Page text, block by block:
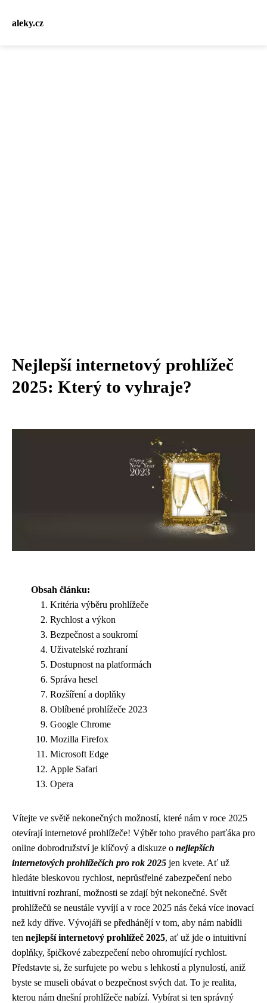
aleky.cz
Nejlepší internetový prohlížeč
2025: Který to vyhraje?
Obsah článku:
Kritéria výběru prohlížeče
Rychlost a výkon
Bezpečnost a soukromí
Uživatelské rozhraní
Dostupnost na platformách
Správa hesel
Rozšíření a doplňky
Oblíbené prohlížeče 2023
Google Chrome
Mozilla Firefox
Microsoft Edge
Apple Safari
Opera
Vítejte ve světě nekonečných možností, které nám v roce 2025
otevírají internetové prohlížeče! Výběr toho pravého parťáka pro
online dobrodružství je klíčový a diskuze o nejlepších
internetových prohlížečích pro rok 2025 jen kvete. Ať už
hledáte bleskovou rychlost, neprůstřelné zabezpečení nebo
intuitivní rozhraní, možnosti se zdají být nekonečné. Svět
prohlížečů se neustále vyvíjí a v roce 2025 nás čeká více inovací
než kdy dříve. Vývojáři se předhánějí v tom, aby nám nabídli
ten nejlepší internetový prohlížeč 2025, ať už jde o intuitivní
doplňky, špičkové zabezpečení nebo ohromující rychlost.
Představte si, že surfujete po webu s lehkostí a plynulostí, aniž
byste se museli obávat o bezpečnost svých dat. To je realita,
kterou nám dnešní prohlížeče nabízí. Vybírat si ten správný